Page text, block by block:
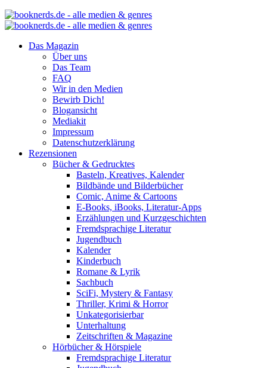
Das Magazin
Über uns
Das Team
FAQ
Wir in den Medien
Bewirb Dich!
Blogansicht
Mediakit
Impressum
Datenschutzerklärung
Rezensionen
Bücher & Gedrucktes
Basteln, Kreatives, Kalender
Bildbände und Bilderbücher
Comic, Anime & Cartoons
E-Books, iBooks, Literatur-Apps
Erzählungen und Kurzgeschichten
Fremdsprachige Literatur
Jugendbuch
Kalender
Kinderbuch
Romane & Lyrik
Sachbuch
SciFi, Mystery & Fantasy
Thriller, Krimi & Horror
Unkategorisierbar
Unterhaltung
Zeitschriften & Magazine
Hörbücher & Hörspiele
Fremdsprachige Literatur